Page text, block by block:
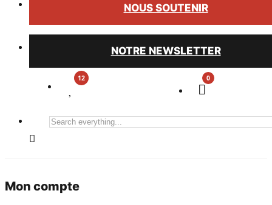
NOUS SOUTENIR
NOTRE NEWSLETTER
0
Search
Mon compte